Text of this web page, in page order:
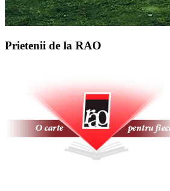
Prietenii de la RAO